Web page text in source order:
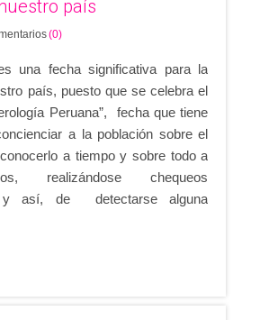
país
(0)
una fecha significativa para la
país, puesto que se celebra el
Peruana”, fecha que tiene
a la población sobre el
a tiempo y sobre todo a
realizándose chequeos
y así, de detectarse alguna